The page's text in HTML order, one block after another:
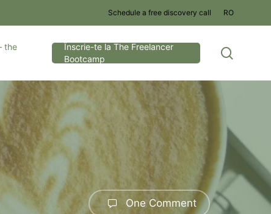
Schedule a free discovery call RO
the
Înscrie-te la The Freelancer
Bootcamp
One Comment